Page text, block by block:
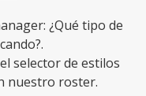
¿Qué tipo de
selector de estilos
nuestro roster.